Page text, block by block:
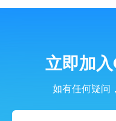
立即加
如有任何疑问